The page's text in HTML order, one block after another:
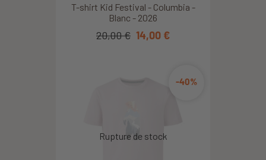
T-shirt Kid Festival - Columbia -
Blanc - 2026
20,00 € 14,00 €
-40%